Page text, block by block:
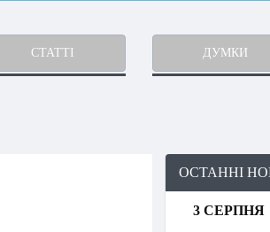
СТАТТІ ДУМКИ
ОСТАННІ
3 СЕРПНЯ